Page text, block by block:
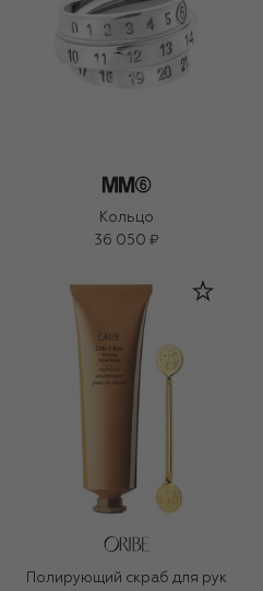
Кольцо
36 050 ₽
Полирующий скраб для рук